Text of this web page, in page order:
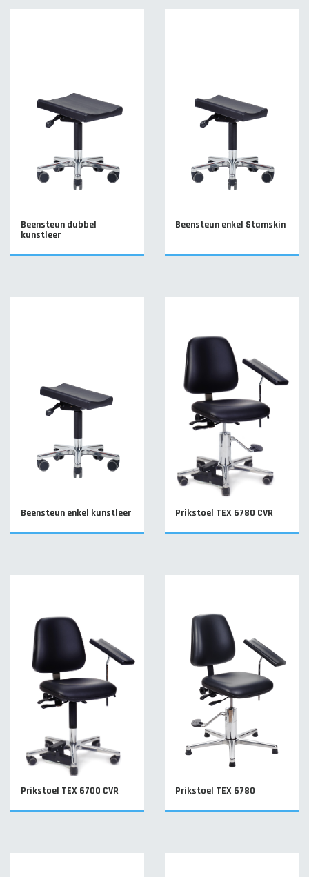
Beensteun dubbel
kunstleer
Beensteun enkel Stamskin
Beensteun enkel kunstleer Prikstoel TEX 6780 CVR
Prikstoel TEX 6700 CVR Prikstoel TEX 6780